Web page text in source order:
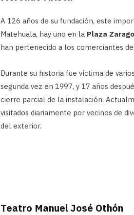
A 126 años de su fundación, este
Matehuala, hay uno en la Plaza
han pertenecido a los comerciantes
Durante su historia fue víctima de
segunda vez en 1997, y 17 años
cierre parcial de la instalación.
visitados diariamente por vecinos de
del exterior.
Teatro Manuel José Othón